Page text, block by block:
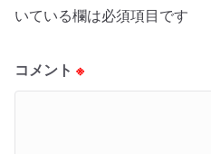
いている欄は必須項目です
コメント ※